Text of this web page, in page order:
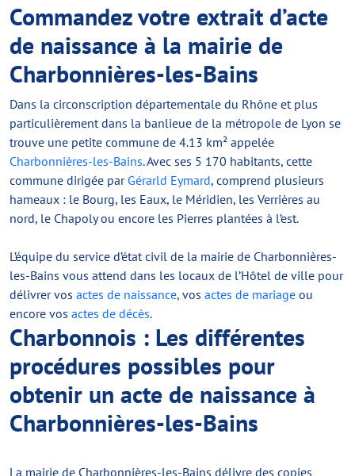
Commandez votre extrait d’acte
de naissance à la mairie de
Charbonnières-les-Bains
Dans la circonscription départementale du Rhône et plus
particulièrement dans la banlieue de la métropole de Lyon se
trouve une petite commune de 4.13 km² appelée
Charbonnières-les-Bains. Avec ses 5 170 habitants, cette
commune dirigée par Gérarld Eymard, comprend plusieurs
hameaux : le Bourg, les Eaux, le Méridien, les Verrières au
nord, le Chapoly ou encore les Pierres plantées à l’est.
L’équipe du service d’état civil de la mairie de Charbonnières-
les-Bains vous attend dans les locaux de l’Hôtel de ville pour
délivrer vos actes de naissance, vos actes de mariage ou
encore vos actes de décès.
Charbonnois : Les différentes
procédures possibles pour
obtenir un acte de naissance à
Charbonnières-les-Bains
La mairie de Charbonnières-les-Bains délivre des copies